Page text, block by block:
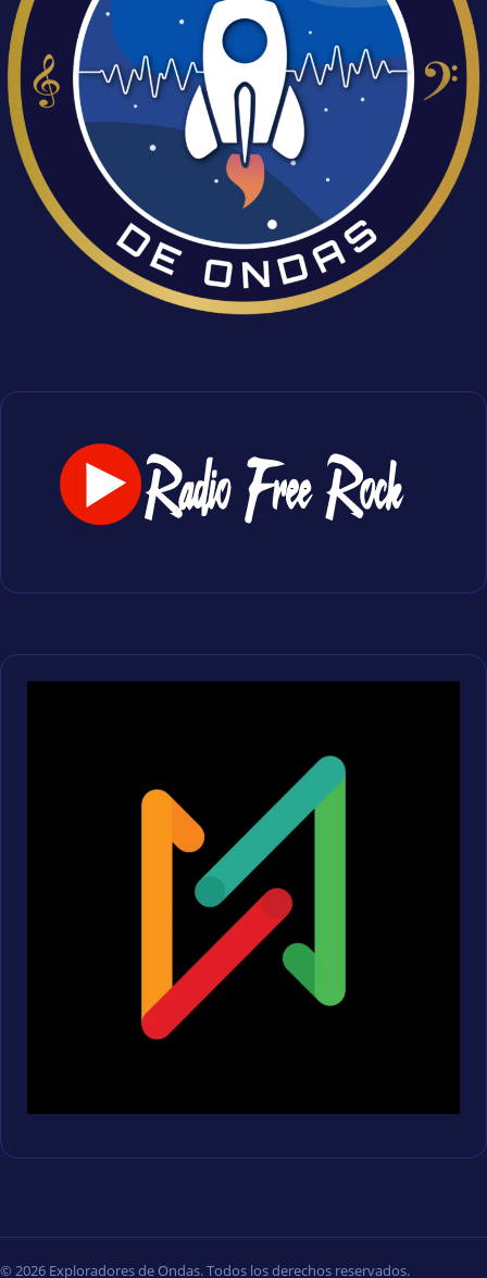
© 2026 Exploradores de Ondas. Todos los derechos reservados.